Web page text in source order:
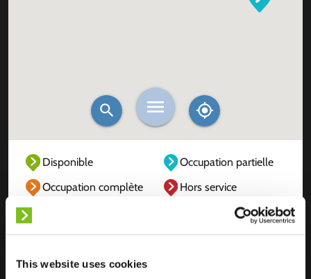
This website uses cookies
Disponible
Occupation partielle
Occupation complète
Hors service